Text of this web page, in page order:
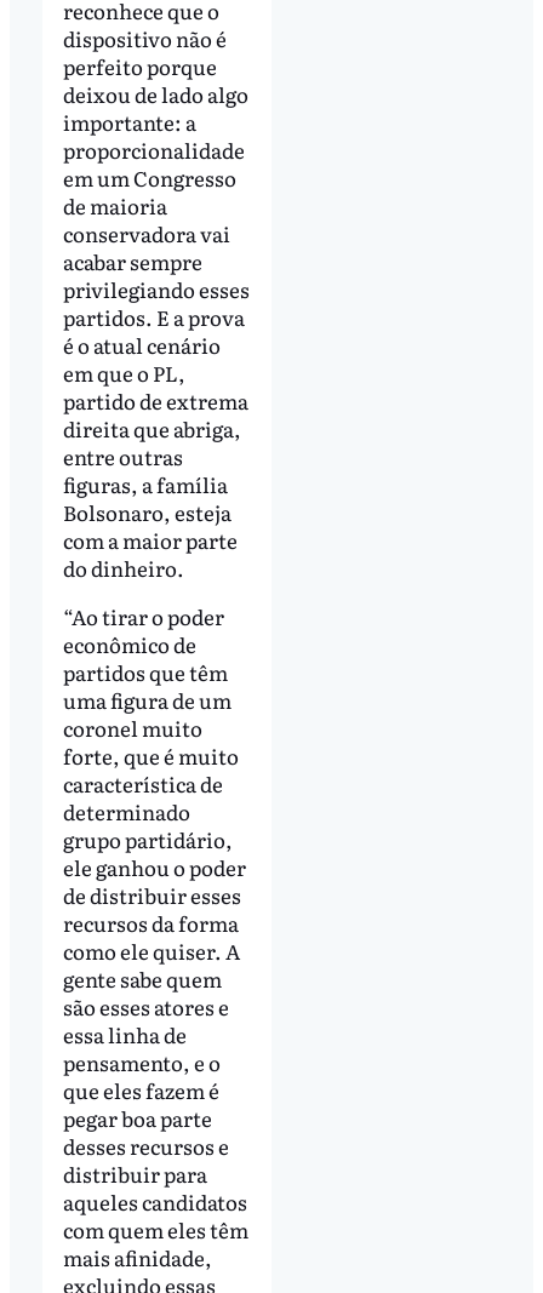
reconhece que o
dispositivo não é
perfeito porque
deixou de lado algo
importante: a
proporcionalidade
em um Congresso
de maioria
conservadora vai
acabar sempre
privilegiando esses
partidos. E a prova
é o atual cenário
em que o PL,
partido de extrema
direita que abriga,
entre outras
figuras, a família
Bolsonaro, esteja
com a maior parte
do dinheiro.
“Ao tirar o poder
econômico de
partidos que têm
uma figura de um
coronel muito
forte, que é muito
característica de
determinado
grupo partidário,
ele ganhou o poder
de distribuir esses
recursos da forma
como ele quiser. A
gente sabe quem
são esses atores e
essa linha de
pensamento, e o
que eles fazem é
pegar boa parte
desses recursos e
distribuir para
aqueles candidatos
com quem eles têm
mais afinidade,
excluindo essas